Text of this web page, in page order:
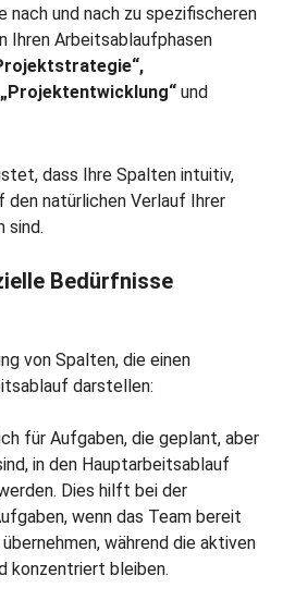
nach und nach zu spezifischeren
Ihren Arbeitsablaufphasen
und
dass Ihre Spalten intuitiv,
den natürlichen Verlauf Ihrer
sind.
Bedürfnisse
von Spalten, die einen
darstellen:
für Aufgaben, die geplant, aber
in den Hauptarbeitsablauf
Dies hilft bei der
wenn das Team bereit
während die aktiven
konzentriert bleiben.